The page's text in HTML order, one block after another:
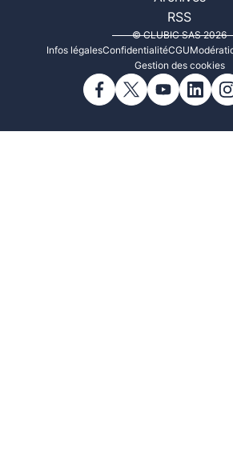
RSS
© CLUBIC SAS 2026
Infos légalesConfidentialitéCGU
Gestion des cookies